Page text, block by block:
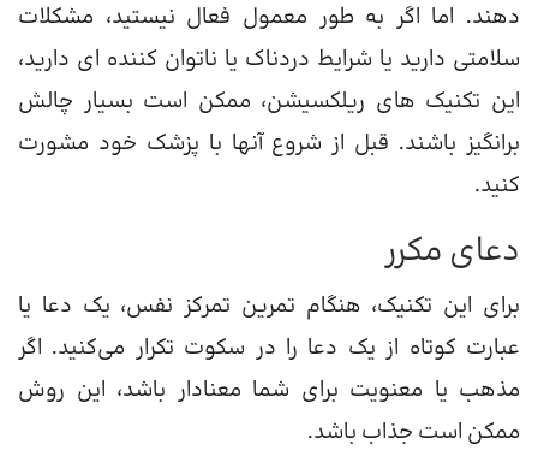
دهند. اما اگر به طور معمول فعال نیستید، مشکلات
سلامتی دارید یا شرایط دردناک یا ناتوان کننده ای دارید،
این تکنیک های ریلکسیشن، ممکن است بسیار چالش
برانگیز باشند. قبل از شروع آنها با پزشک خود مشورت
کنید.
دعای مکرر
برای این تکنیک، هنگام تمرین تمرکز نفس، یک دعا یا
عبارت کوتاه از یک دعا را در سکوت تکرار می‌کنید. اگر
مذهب یا معنویت برای شما معنادار باشد، این روش
ممکن است جذاب باشد.